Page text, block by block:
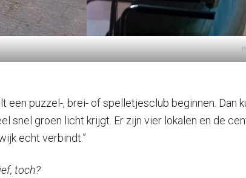
een puzzel-, brei- of spelletjesclub beginnen. Dan
snel groen licht krijgt. Er zijn vier lokalen en de
echt verbindt.”
toch?